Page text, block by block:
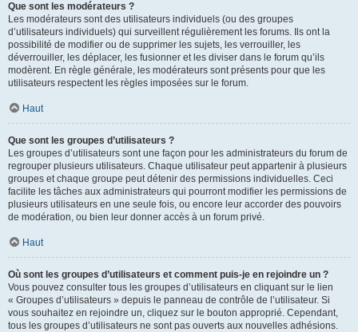
Que sont les modérateurs ?
Les modérateurs sont des utilisateurs individuels (ou des groupes
d’utilisateurs individuels) qui surveillent régulièrement les forums. Ils ont la
possibilité de modifier ou de supprimer les sujets, les verrouiller, les
déverrouiller, les déplacer, les fusionner et les diviser dans le forum qu’ils
modèrent. En règle générale, les modérateurs sont présents pour que les
utilisateurs respectent les règles imposées sur le forum.
Haut
Que sont les groupes d’utilisateurs ?
Les groupes d’utilisateurs sont une façon pour les administrateurs du forum de
regrouper plusieurs utilisateurs. Chaque utilisateur peut appartenir à plusieurs
groupes et chaque groupe peut détenir des permissions individuelles. Ceci
facilite les tâches aux administrateurs qui pourront modifier les permissions de
plusieurs utilisateurs en une seule fois, ou encore leur accorder des pouvoirs
de modération, ou bien leur donner accès à un forum privé.
Haut
Où sont les groupes d’utilisateurs et comment puis-je en rejoindre un ?
Vous pouvez consulter tous les groupes d’utilisateurs en cliquant sur le lien
« Groupes d’utilisateurs » depuis le panneau de contrôle de l’utilisateur. Si
vous souhaitez en rejoindre un, cliquez sur le bouton approprié. Cependant,
tous les groupes d’utilisateurs ne sont pas ouverts aux nouvelles adhésions.